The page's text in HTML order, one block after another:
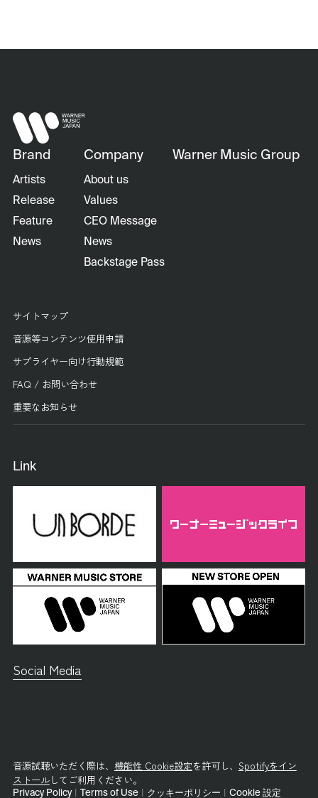
Brand
Artists
Release
Feature
News
Company
About us
Values
CEO Message
News
Backstage Pass
Warner Music Group
サイトマップ
音源等コンテンツ使用申請
サプライヤー向け行動規範
FAQ / お問い合わせ
重要なお知らせ
Link
Social Media
音源試聴いただく際は、 機能性 Cookie設定を許可し、 Spotifyをイン
ストールしてご利用ください。
Privacy Policy Terms of Use クッキーポリシー Cookie 設定